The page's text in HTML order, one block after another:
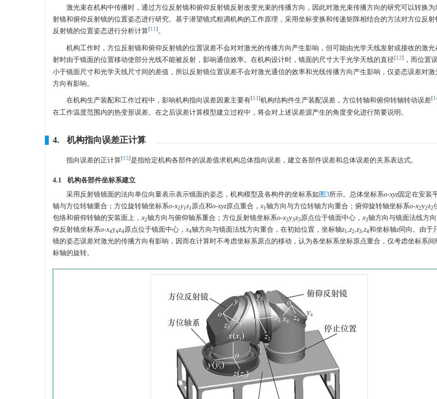
激光束在机构中传播时，通过方位反射镜和俯仰反射镜反射改变光束的传播方向，因此对激光束传播方向的研究可以转换为
射镜和俯仰反射镜的位置姿态进行研究。基于潜望镜式粗调机构的工作原理，采用坐标变换和传递矩阵相结合的方法对方位反射
反射镜的位置姿态进行分析计算[11 ] 。
机构工作时，方位反射镜和俯仰反射镜的位置误差不会对对激光的传播方向产生影响，但可能由光学天线发射或接收的激光
射时由于镜面的位置移动使部分光线不能被反射，影响通信效率。在机构设计时，镜面的尺寸大于光学天线的直径[12]
，而位置
小于镜面尺寸和光学天线尺寸间的差值，所以反射镜位置误差不会对激光通信的效率和光线传播方向产生影响，仅姿态误差对激
方向有影响。
在机构生产装配和工作过程中，影响机构指向误差因素主要有[13]机构结构件生产装配误差，方位转轴和俯仰转轴转动误差[
在工作温度范围内的热变形误差。在之后误差计算模型建立过程中，将会对上述误差源产生的角度变化进行简要说明。
4. 机构指向误差正计算
指向误差的正计算[15]是指给定机构各部件的误差值求机构总体指向误差，建立各部件误差和总体误差的关系表达式。
4.1 机构各部件坐标系建立
采用反射镜镜面的法向单位向量表示表示镜面的姿态，机构模型及各构件的坐标系如 图3所示。总体坐标系o-xyz固定在安装
轴与方位转轴重合；方位旋转轴坐标系o-x1y1z1 原点和o-xyz原点重合， x1 轴方向与方位转轴方向重合；俯仰旋转轴坐标系o-x2y2z2
包络和俯仰转轴的安装面上， x2轴方向与俯仰轴系重合；方位反射镜坐标系o-x3y3z3原点位于镜面中心， x3轴方向与镜面法线方
仰反射镜坐标系o-x4y4z4原点位于镜面中心， x4轴方向与镜面法线方向重合，在初始位置，坐标轴z1 ,z2,z3,z4和坐标轴z 同向。由于
镜的姿态误差对激光的传播方向有影响，因而在计算时不考虑坐标系原点的移动，认为各坐标系坐标原点重合，仅考虑坐标系间
标轴的旋转。